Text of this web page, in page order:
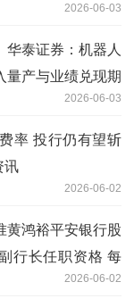
2026-06-03
华泰证券：机器人
量产与业绩兑现期
2026-06-03
率 投行仍有望斩
讯
2026-06-02
黄鸿裕平安银行股
行长任职资格 每
2026-06-02